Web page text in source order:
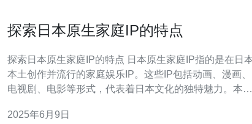
探索日本原生家庭IP的特点
探索日本原生家庭IP的特点 日本原生家庭IP指的是在日本
本土创作并流行的家庭娱乐IP。这些IP包括动画、漫画、
电视剧、电影等形式，代表着日本文化的独特魅力。本文
市场上的影响。 日本原生家庭IP的叙事风格常常具有独特
2025年6月9日